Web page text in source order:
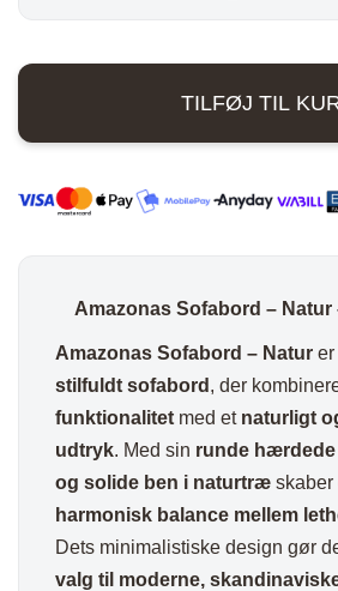
5.499,00 kr..
Natur
Ø110x50
antal
TILFØJ TIL
Amazonas Sofabord – Natur
Amazonas Sofabord – Natur er
stilfuldt sofabord , der
funktionalitet med et naturligt
udtryk. Med sin runde
og solide ben i naturtræ skaber
harmonisk balance mellem
Dets minimalistiske design gør
valg til moderne,